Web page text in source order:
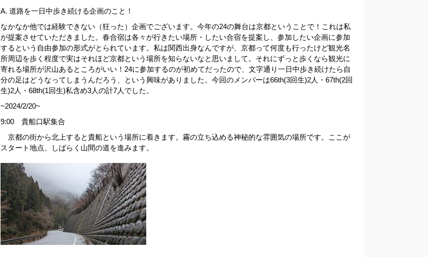
A. 道路を一日中歩き続ける企画のこと！
なかなか他では経験できない（狂った）企画でございます。今年の24の舞台は京都ということで！これは私
が提案させていただきました。春合宿は各々が行きたい場所・したい合宿を提案し、参加したい企画に参加
するという自由参加の形式がとられています。私は関西出身なんですが、京都って何度も行ったけど観光名
所周辺を歩く程度で実はそれほど京都という場所を知らないなと思いまして。それにずっと歩くなら観光に
寄れる場所が沢山あるところがいい！ 24に参加するのが初めてだったので、文字通り一日中歩き続けたら自
分の足はどうなってしまうんだろう、という興味がありました。今回のメンバーは66th(3回生)2人・67th(2回
生)2人・68th(1回生)私含め3人の計7人でした。
~2024/2/20~
9:00 貴船口駅集合
京都の街から北上すると貴船という場所に着きます。霧の立ち込める神秘的な雰囲気の場所です。ここが
スタート地点、しばらく山間の道を進みます。